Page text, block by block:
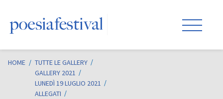
HOME / TUTTE LE GALLERY
GALLERY 2021
LUNEDÌ 19 LUGLIO 2021
ALLEGATI